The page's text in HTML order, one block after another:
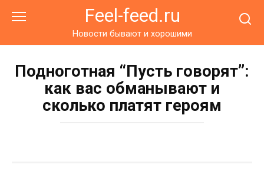
Feel-feed.ru
Новости бывают и хорошими
Подноготная “Пусть говорят”:
как вас обманывают и
сколько платят героям